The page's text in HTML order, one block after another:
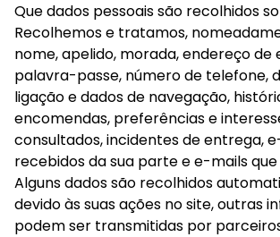
Que dados pessoais são recolhidos
Recolhemos e tratamos,
nome, apelido, morada, endereço de
palavra-passe, número de telefone,
ligação e dados de navegação,
encomendas, preferências e
consultados, incidentes de entrega,
recebidos da sua parte e e-mails que
Alguns dados são recolhidos
devido às suas ações no site, outras
podem ser transmitidas por